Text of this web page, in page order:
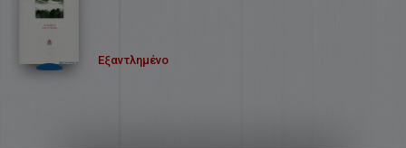
Εξαντλημένο